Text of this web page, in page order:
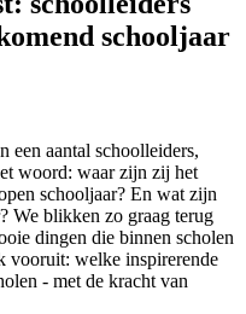
schooljaar
een aantal schoolleiders,
woord: waar zijn zij het
schooljaar? En wat zijn
We blikken zo graag terug
dingen die binnen scholen
vooruit: welke inspirerende
- met de kracht van